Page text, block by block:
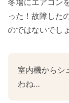
冬場にエアコン
った！故障した
のではないでし
室内機からシ
わね…